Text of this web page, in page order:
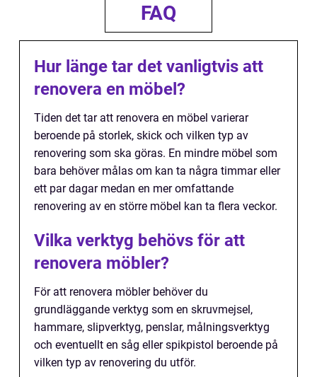
FAQ
Hur länge tar det vanligtvis att
renovera en möbel?
Tiden det tar att renovera en möbel varierar
beroende på storlek, skick och vilken typ av
renovering som ska göras. En mindre möbel som
bara behöver målas om kan ta några timmar eller
ett par dagar medan en mer omfattande
renovering av en större möbel kan ta flera veckor.
Vilka verktyg behövs för att
renovera möbler?
För att renovera möbler behöver du
grundläggande verktyg som en skruvmejsel,
hammare, slipverktyg, penslar, målningsverktyg
och eventuellt en såg eller spikpistol beroende på
vilken typ av renovering du utför.